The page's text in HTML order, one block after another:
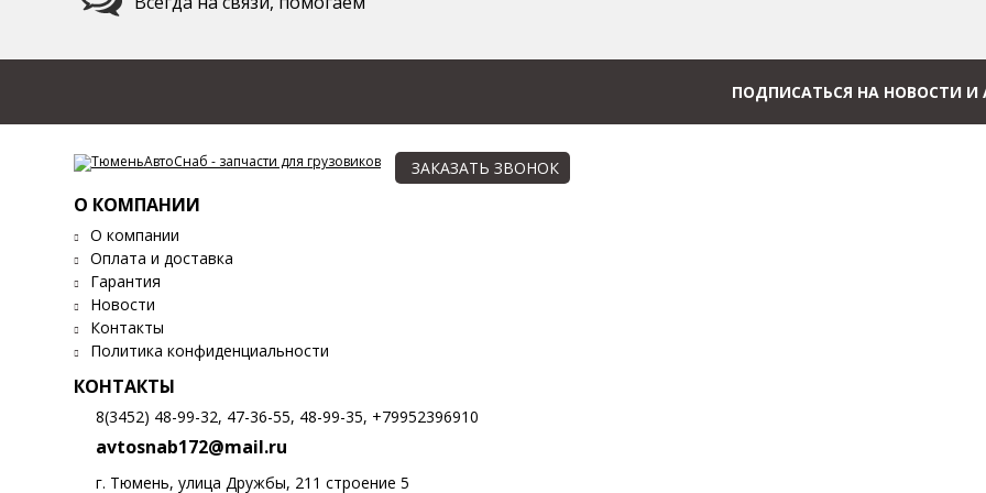
ПОДПИСАТЬСЯ НА НОВОСТИ И
ЗАКАЗАТЬ ЗВОНОК
О КОМПАНИИ
О компании
Оплата и доставка
Гарантия
Новости
Контакты
Политика конфиденциальности
КОНТАКТЫ
8(3452) 48-99-32, 47-36-55, 48-99-35, +79952396910
avtosnab172@mail.ru
г. Тюмень, улица Дружбы, 211 строение 5